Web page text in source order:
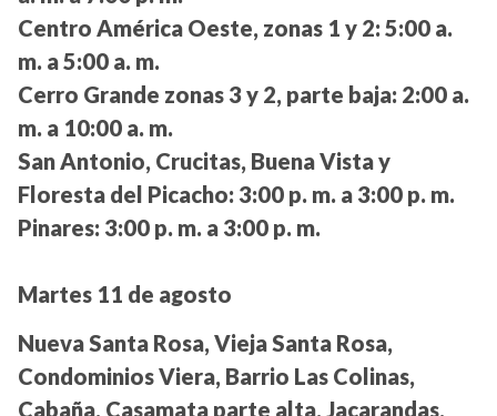
Centro América Oeste, zonas 1 y 2: 5:00 a.
m. a 5:00 a. m.
Cerro Grande zonas 3 y 2, parte baja: 2:00 a.
m. a 10:00 a. m.
San Antonio, Crucitas, Buena Vista y
Floresta del Picacho: 3:00 p. m. a 3:00 p. m.
Pinares: 3:00 p. m. a 3:00 p. m.
Martes 11 de agosto
Nueva Santa Rosa, Vieja Santa Rosa,
Condominios Viera, Barrio Las Colinas,
Cabaña, Casamata parte alta, Jacarandas,